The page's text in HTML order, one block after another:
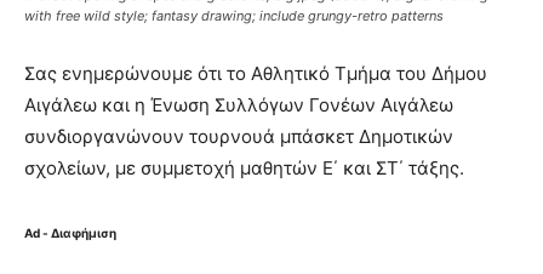
with free wild style; fantasy drawing; include grungy-retro patterns
Σας ενημερώνουμε ότι το Αθλητικό Τμήμα του Δήμου
Αιγάλεω και η Ένωση Συλλόγων Γονέων Αιγάλεω
συνδιοργανώνουν τουρνουά μπάσκετ Δημοτικών
σχολείων, με συμμετοχή μαθητών Ε΄ και ΣΤ΄ τάξης.
Ad - Διαφήμιση